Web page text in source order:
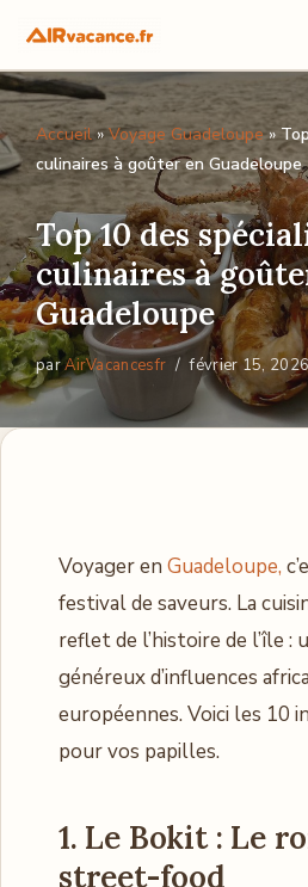
Aller
au
contenu
Accueil»Voyage Guadeloupe»
culinaires à goûter en Guadeloupe
Top 10 des
culinaires à
Guadeloupe
parAirVacancesfr février 15,
Voyager en Guadeloupe,
festival de saveurs. La
reflet de l’histoire de l’île :
généreux d’influences
européennes. Voici les 10
pour vos papilles.
1. Le Bokit : Le
street-food